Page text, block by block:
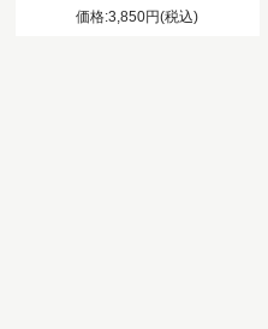
価格:3,850円(税込)